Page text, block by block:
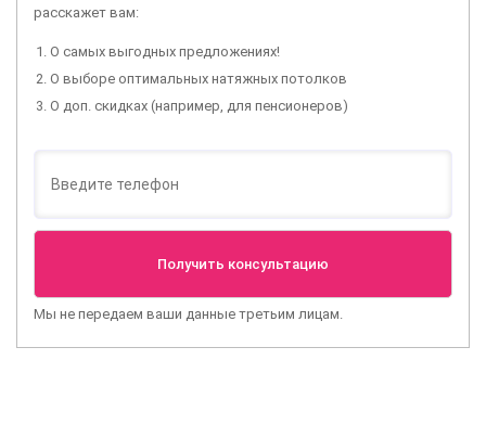
расскажет вам:
О самых выгодных предложениях!
О выборе оптимальных натяжных потолков
О доп. скидках (например, для пенсионеров)
Мы не передаем ваши данные третьим лицам.